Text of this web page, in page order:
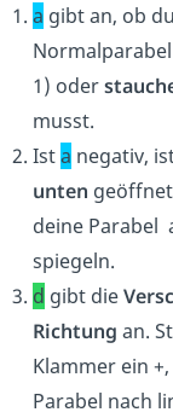
a gibt an, ob
Normalparabel
1) oder
musst.
Ista negativ,
unten
deine Parabel
spiegeln.
d gibt die
Richtung an.
Klammer ein
Parabel nach